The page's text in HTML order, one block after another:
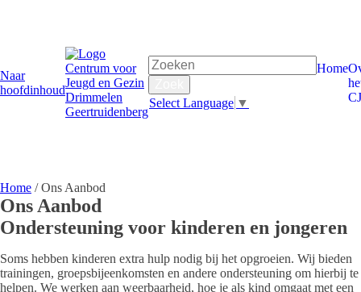
Naar
hoofdinhoud
Select Language ▼
Home
Home /Ons Aanbod
Ons Aanbod
Ondersteuning voor kinderen en jongeren
Soms hebben kinderen extra hulp nodig bij het opgroeien. Wij bieden
trainingen, groepsbijeenkomsten en andere ondersteuning om hierbij te
helpen. We werken aan weerbaarheid, hoe je als kind omgaat met een